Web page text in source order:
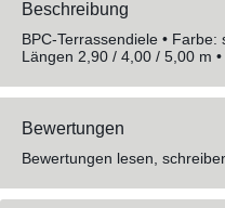
Beschreibung
BPC-Terrassendiele • Farbe:
Längen 2,90 / 4,00 / 5,00 m •
Bewertungen
Bewertungen lesen,